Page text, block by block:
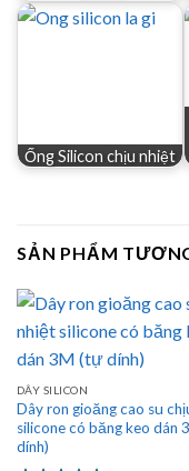
Ống Silicon chịu nhiệt
SẢN PHẨM
DÂY SILICON
Dây ron gioăng cao su
silicone có băng keo dán
dính)